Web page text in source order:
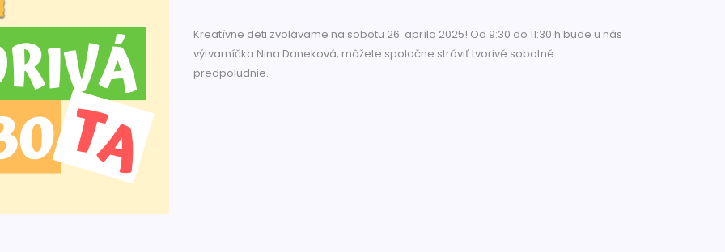
Kreatívne deti zvolávame na sobotu 26. apríla 2025! Od 9:30 do 11:30 h bude u nás
výtvarníčka Nina Daneková, môžete spoločne stráviť tvorivé sobotné
predpoludnie.